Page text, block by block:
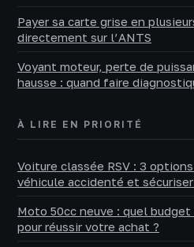
Payer sa carte grise en
directement sur l’ANTS
Voyant moteur, perte de
hausse : quand faire
À LIRE EN PRIORITÉ
Voiture classée RSV : 3
véhicule accidenté et
Moto 50cc neuve : quel
pour réussir votre achat ?